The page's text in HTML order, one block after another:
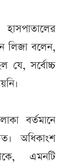
লিজা বলেন,
যে, সর্বোচ্চ
বর্তমানে
অধিকাংশ
এমনটি